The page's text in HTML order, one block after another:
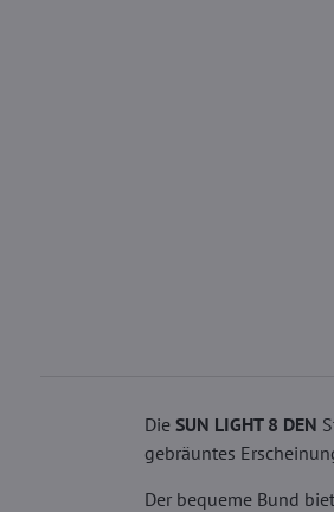
Die SUN LIGHT 8 DEN
gebräuntes
Der bequeme Bund